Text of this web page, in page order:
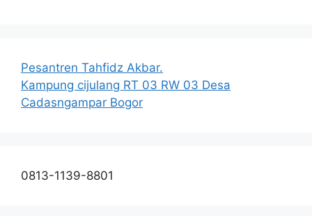
Pesantren Tahfidz Akbar.
Kampung cijulang RT 03 RW 03 Desa
Cadasngampar Bogor
0813-1139-8801